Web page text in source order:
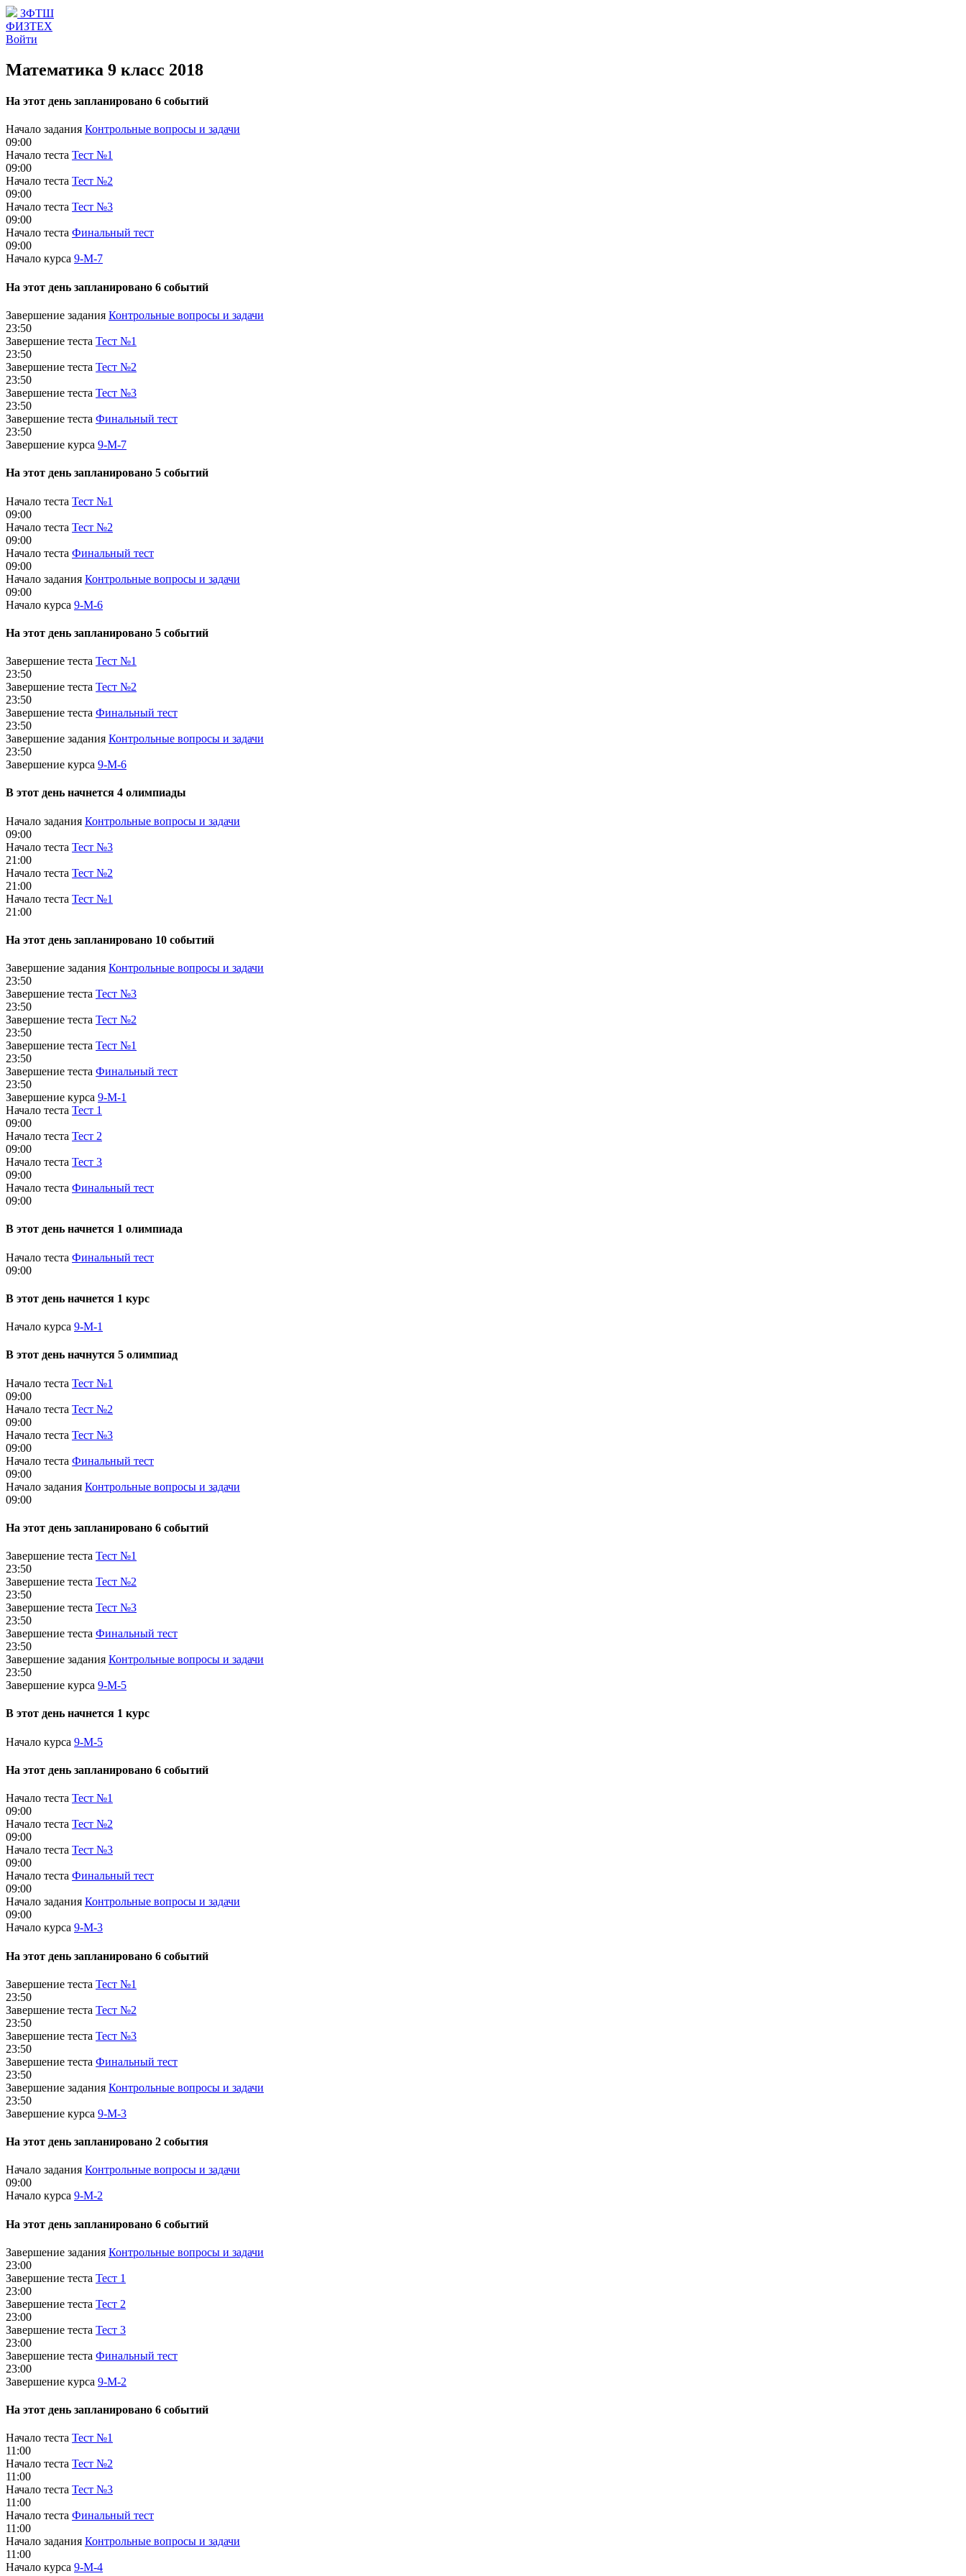
ЗФТШ
ФИЗТЕХ
Войти
Математика 9 класс 2018
На этот день запланировано 6 событий
Начало задания Контрольные вопросы и задачи
09:00
Начало теста Тест №1
09:00
Начало теста Тест №2
09:00
Начало теста Тест №3
09:00
Начало теста Финальный тест
09:00
Начало курса 9-М-7
На этот день запланировано 6 событий
Завершение задания Контрольные вопросы и задачи
23:50
Завершение теста Тест №1
23:50
Завершение теста Тест №2
23:50
Завершение теста Тест №3
23:50
Завершение теста Финальный тест
23:50
Завершение курса 9-М-7
На этот день запланировано 5 событий
Начало теста Тест №1
09:00
Начало теста Тест №2
09:00
Начало теста Финальный тест
09:00
Начало задания Контрольные вопросы и задачи
09:00
Начало курса 9-М-6
На этот день запланировано 5 событий
Завершение теста Тест №1
23:50
Завершение теста Тест №2
23:50
Завершение теста Финальный тест
23:50
Завершение задания Контрольные вопросы и задачи
23:50
Завершение курса 9-М-6
В этот день начнeтся 4 олимпиады
Начало задания Контрольные вопросы и задачи
09:00
Начало теста Тест №3
21:00
Начало теста Тест №2
21:00
Начало теста Тест №1
21:00
На этот день запланировано 10 событий
Завершение задания Контрольные вопросы и задачи
23:50
Завершение теста Тест №3
23:50
Завершение теста Тест №2
23:50
Завершение теста Тест №1
23:50
Завершение теста Финальный тест
23:50
Завершение курса 9-М-1
Начало теста Тест 1
09:00
Начало теста Тест 2
09:00
Начало теста Тест 3
09:00
Начало теста Финальный тест
09:00
В этот день начнется 1 олимпиада
Начало теста Финальный тест
09:00
В этот день начнется 1 курс
Начало курса 9-М-1
В этот день начнутся 5 олимпиад
Начало теста Тест №1
09:00
Начало теста Тест №2
09:00
Начало теста Тест №3
09:00
Начало теста Финальный тест
09:00
Начало задания Контрольные вопросы и задачи
09:00
На этот день запланировано 6 событий
Завершение теста Тест №1
23:50
Завершение теста Тест №2
23:50
Завершение теста Тест №3
23:50
Завершение теста Финальный тест
23:50
Завершение задания Контрольные вопросы и задачи
23:50
Завершение курса 9-М-5
В этот день начнется 1 курс
Начало курса 9-М-5
На этот день запланировано 6 событий
Начало теста Тест №1
09:00
Начало теста Тест №2
09:00
Начало теста Тест №3
09:00
Начало теста Финальный тест
09:00
Начало задания Контрольные вопросы и задачи
09:00
Начало курса 9-М-3
На этот день запланировано 6 событий
Завершение теста Тест №1
23:50
Завершение теста Тест №2
23:50
Завершение теста Тест №3
23:50
Завершение теста Финальный тест
23:50
Завершение задания Контрольные вопросы и задачи
23:50
Завершение курса 9-М-3
На этот день запланировано 2 события
Начало задания Контрольные вопросы и задачи
09:00
Начало курса 9-М-2
На этот день запланировано 6 событий
Завершение задания Контрольные вопросы и задачи
23:00
Завершение теста Тест 1
23:00
Завершение теста Тест 2
23:00
Завершение теста Тест 3
23:00
Завершение теста Финальный тест
23:00
Завершение курса 9-М-2
На этот день запланировано 6 событий
Начало теста Тест №1
11:00
Начало теста Тест №2
11:00
Начало теста Тест №3
11:00
Начало теста Финальный тест
11:00
Начало задания Контрольные вопросы и задачи
11:00
Начало курса 9-М-4